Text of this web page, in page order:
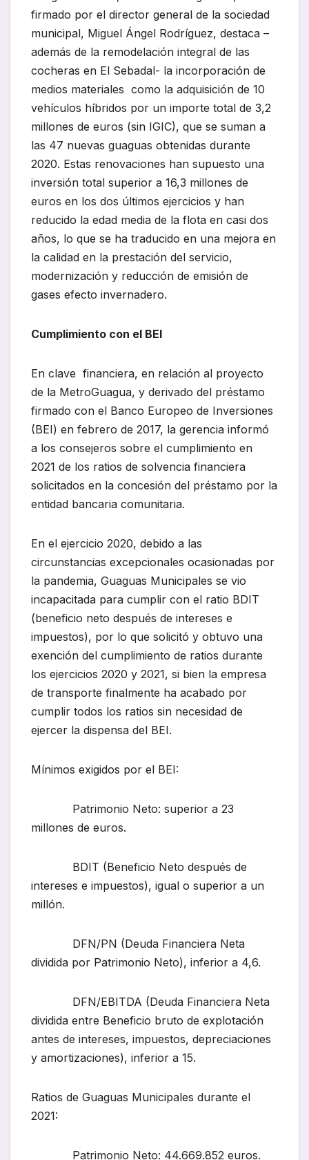
firmado por el director general de la sociedad
municipal, Miguel Ángel Rodríguez, destaca –
además de la remodelación integral de las
cocheras en El Sebadal- la incorporación de
medios materiales como la adquisición de 10
vehículos híbridos por un importe total de 3,2
millones de euros (sin IGIC), que se suman a
las 47 nuevas guaguas obtenidas durante
2020. Estas renovaciones han supuesto una
inversión total superior a 16,3 millones de
euros en los dos últimos ejercicios y han
reducido la edad media de la flota en casi dos
años, lo que se ha traducido en una mejora en
la calidad en la prestación del servicio,
modernización y reducción de emisión de
gases efecto invernadero.
Cumplimiento con el BEI
En clave financiera, en relación al proyecto
de la MetroGuagua, y derivado del préstamo
firmado con el Banco Europeo de Inversiones
(BEI) en febrero de 2017, la gerencia informó
a los consejeros sobre el cumplimiento en
2021 de los ratios de solvencia financiera
solicitados en la concesión del préstamo por la
entidad bancaria comunitaria.
En el ejercicio 2020, debido a las
circunstancias excepcionales ocasionadas por
la pandemia, Guaguas Municipales se vio
incapacitada para cumplir con el ratio BDIT
(beneficio neto después de intereses e
impuestos), por lo que solicitó y obtuvo una
exención del cumplimiento de ratios durante
los ejercicios 2020 y 2021, si bien la empresa
de transporte finalmente ha acabado por
cumplir todos los ratios sin necesidad de
ejercer la dispensa del BEI.
Mínimos exigidos por el BEI:
Patrimonio Neto: superior a 23
millones de euros.
BDIT (Beneficio Neto después de
intereses e impuestos), igual o superior a un
millón.
DFN/PN (Deuda Financiera Neta
dividida por Patrimonio Neto), inferior a 4,6.
DFN/EBITDA (Deuda Financiera Neta
dividida entre Beneficio bruto de explotación
antes de intereses, impuestos, depreciaciones
y amortizaciones), inferior a 15.
Ratios de Guaguas Municipales durante el
2021:
Patrimonio Neto: 44.669.852 euros.